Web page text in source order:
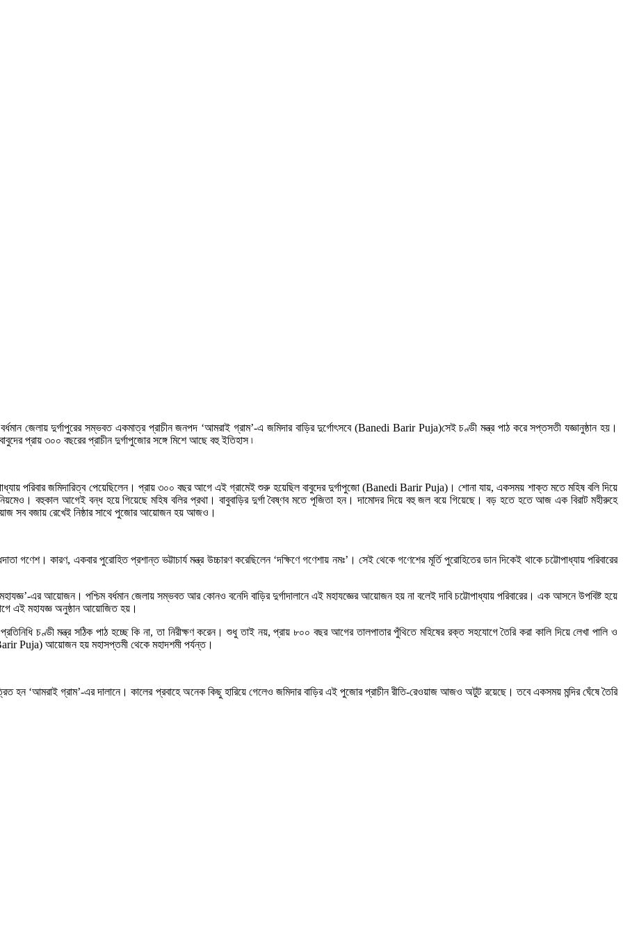
বর্ধমান জেলায় দুর্গাপুরের সম্ভবত একমাত্র প্রাচীন জনপদ ‘আমরাই গ্রাম’-এ জমিদার বাড়ির দুর্গোৎসবে (Banedi Barir Puja)সেই চণ্ডী মন্ত্র পাঠ করে সপ্তসতী যজ্ঞানুষ্ঠান হয়।
প্রায় ৩০০ বছরের প্রাচীন দুর্গাপুজোর সঙ্গে মিশে আছে বহু ইতিহাস ৷
পরিবার জমিদারিত্ব পেয়েছিলেন। প্রায় ৩০০ বছর আগে এই গ্রামেই শুরু হয়েছিল বাবুদের দুর্গাপুজো (Banedi Barir Puja)। শোনা যায়, একসময় শাক্ত মতে মহিষ বলি দিয়ে
বহুকাল আগেই বন্ধ হয়ে গিয়েছে মহিষ বলির প্রথা। বাবুবাড়ির দুর্গা বৈষ্ণব মতে পূজিতা হন। দামোদর দিয়ে বহু জল বয়ে গিয়েছে। বড় হতে হতে আজ এক বিরাট মহীরুহে
সব বজায় রেখেই নিষ্ঠার সাথে পুজোর আয়োজন হয় আজও।
গণেশ। কারণ, একবার পুরোহিত প্রশান্ত ভট্টাচার্য মন্ত্র উচ্চারণ করেছিলেন ‘দক্ষিণে গণেশায় নমঃ’। সেই থেকে গণেশের মূর্তি পুরোহিতের ডান দিকেই থাকে চট্টোপাধ্যায় পরিবারের
এর আয়োজন। পশ্চিম বর্ধমান জেলায় সম্ভবত আর কোনও বনেদি বাড়ির দুর্গাদালানে এই মহাযজ্ঞের আয়োজন হয় না বলেই দাবি চট্টোপাধ্যায় পরিবারের। এক আসনে উপবিষ্ট হয়ে
এই মহাযজ্ঞ অনুষ্ঠান আয়োজিত হয়।
চণ্ডী মন্ত্র সঠিক পাঠ হচ্ছে কি না, তা নিরীক্ষণ করেন। শুধু তাই নয়, প্রায় ৮০০ বছর আগের তালপাতার পুঁথিতে মহিষের রক্ত সহযোগে তৈরি করা কালি দিয়ে লেখা পালি ও
Puja) আয়োজন হয় মহাসপ্তমী থেকে মহাদশমী পর্যন্ত।
হন ‘আমরাই গ্রাম’-এর দালানে। কালের প্রবাহে অনেক কিছু হারিয়ে গেলেও জমিদার বাড়ির এই পুজোর প্রাচীন রীতি-রেওয়াজ আজও অটুট রয়েছে। তবে একসময় মন্দির ঘেঁষে তৈরি